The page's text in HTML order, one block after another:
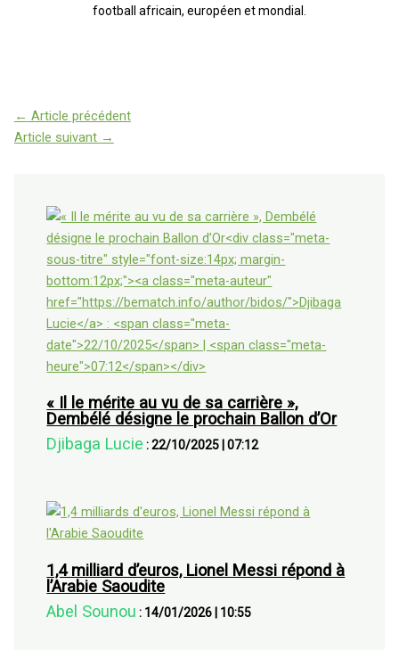
football africain, européen et mondial.
← Article précédent
Article suivant →
« Il le mérite au vu de sa carrière »,
Dembélé désigne le prochain Ballon d’Or
Djibaga Lucie :22/10/2025 |07:12
1,4 milliard d’euros, Lionel Messi répond à
l’Arabie Saoudite
Abel Sounou : 14/01/2026| 10:55